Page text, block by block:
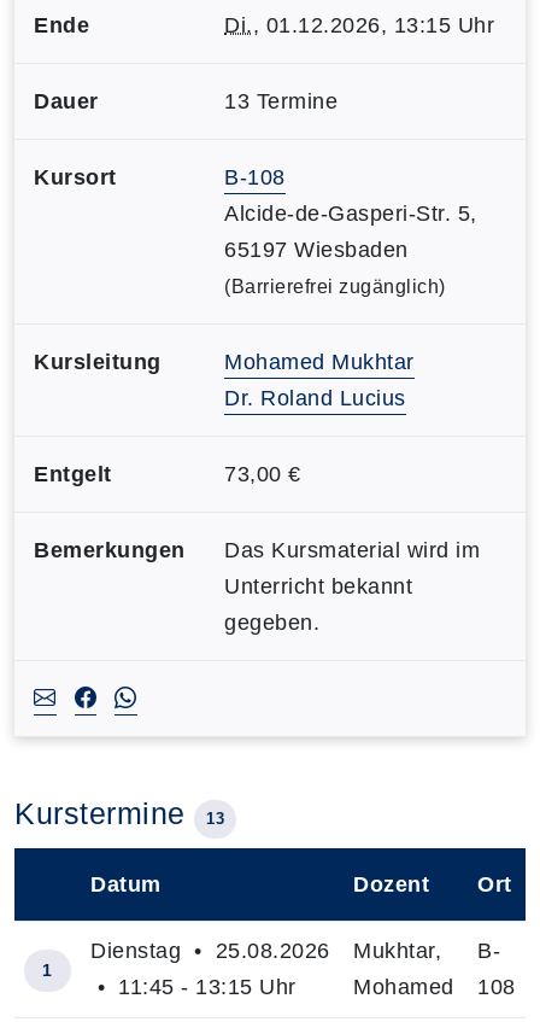
Ende Di., 01.12.2026, 13:15 Uhr
Dauer 13 Termine
Kursort
B-108
Alcide-de-Gasperi-Str. 5,
65197 Wiesbaden
(Barrierefrei zugänglich)
Kursleitung
Mohamed Mukhtar
Dr. Roland Lucius
Entgelt 73,00 €
Bemerkungen
Das Kursmaterial wird im
Unterricht bekannt
gegeben.
Kurstermine 13
Datum Dozent Ort
1
Dienstag • 25.08.2026
• 11:45 - 13:15 Uhr
Mukhtar,
Mohamed
B-
108